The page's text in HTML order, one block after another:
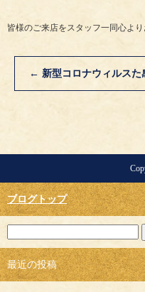
皆様のご来店をスタッフ一同心よ
← 新型コロナウィルス
ブログトップ
最近の投稿